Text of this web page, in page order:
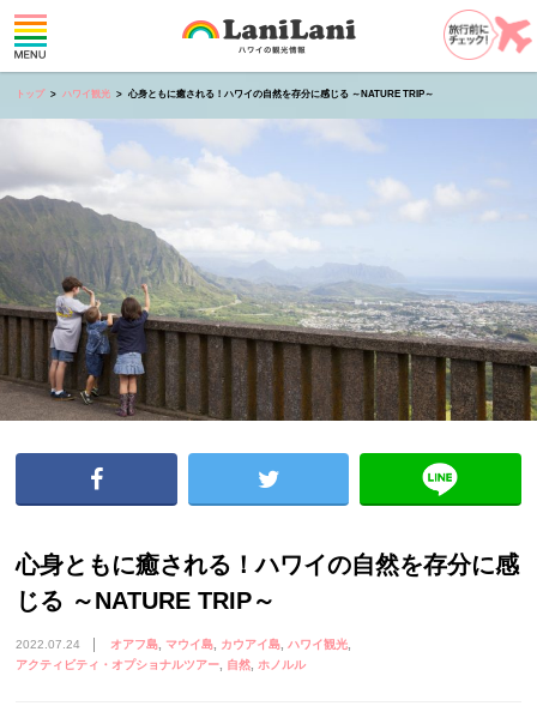
トップ ハワイ観光 心身ともに癒される！ハワイの自然を存分に感じる ～NATURE TRIP～
心身ともに癒される！ハワイの自然を存分に感
じる ～NATURE TRIP～
2022.07.24 オアフ島 マウイ島 カウアイ島 ハワイ観光
アクティビティ・オプショナルツアー
自然 ホノルル